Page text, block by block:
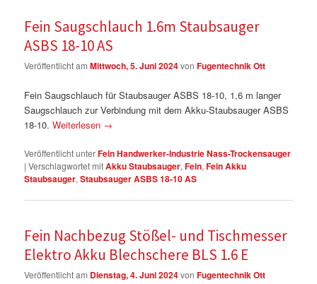
Fein Saugschlauch 1.6m Staubsauger
ASBS 18-10 AS
Veröffentlicht amMittwoch, 5. Juni 2024vonFugentechnik Ott
Fein Saugschlauch für Staubsauger ASBS 18-10, 1,6 m langer
Saugschlauch zur Verbindung mit dem Akku-Staubsauger ASBS
18-10.Weiterlesen →
Veröffentlicht unterFein Handwerker-Industrie Nass-Trockensauger
|Verschlagwortet mitAkku Staubsauger,Fein,Fein Akku
Staubsauger,Staubsauger ASBS 18-10 AS
Fein Nachbezug Stößel- und Tischmesser
Elektro Akku Blechschere BLS 1.6 E
Veröffentlicht am Dienstag, 4. Juni 2024vonFugentechnik Ott